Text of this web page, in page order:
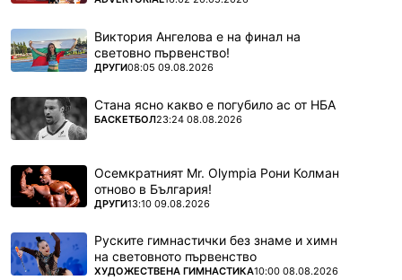
Виктория Ангелова е на финал на
световно първенство!
ПОВЕЧЕ ОТ
ДРУГИ08:05 09.08.2026
Стана ясно какво е погубило ас от НБА
ПОВЕЧЕ ОТ
БАСКЕТБОЛ23:24 08.08.2026
Осемкратният Mr. Olympia Рони Колман
отново в България!
ПОВЕЧЕ ОТ
ДРУГИ13:10 09.08.2026
Руските гимнастички без знаме и химн
на световното първенство
ПОВЕЧЕ ОТ
ХУДОЖЕСТВЕНА ГИМНАСТИКА10:00 08.08.2026